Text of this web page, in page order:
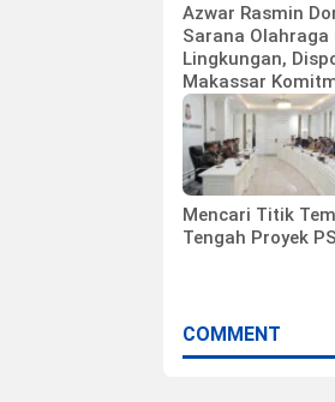
Azwar Rasmin
Sarana Olahraga
Lingkungan,
Makassar
Bangun Fasilitas
Mencari Titik
Tengah Proyek
COMMENT